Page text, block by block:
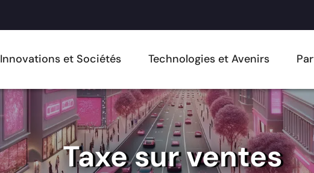
Innovations et Sociétés Technologies et Avenirs
Taxe sur ventes